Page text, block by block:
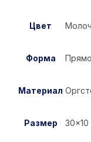
Цвет
Форма
Материал
Размер 30×10